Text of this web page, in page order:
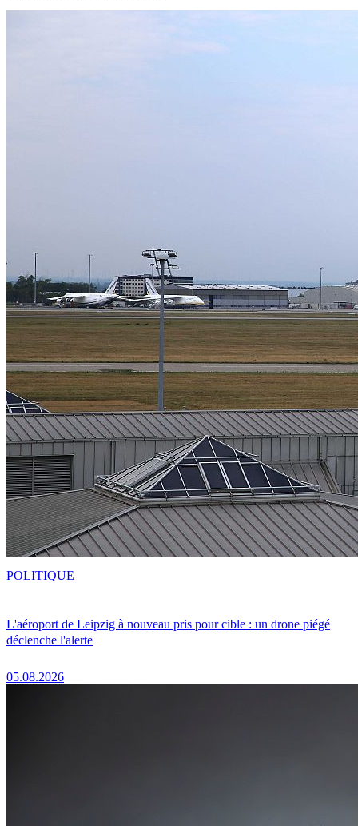
L'aéroport de Leipzig à nouveau pris pour cible : un drone piégé
déclenche l'alerte
05.08.2026
POLITIQUE